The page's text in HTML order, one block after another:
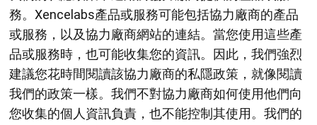
務。Xencelabs產品或服務可能包括協力廠商的產品
或服務，以及協力廠商網站的連結。當您使用這些產
品或服務時，也可能收集您的資訊。因此，我們強烈
建議您花時間閱讀該協力廠商的私隱政策，就像閱讀
我們的政策一樣。我們不對協力廠商如何使用他們向
您收集的個人資訊負責，也不能控制其使用。我們的